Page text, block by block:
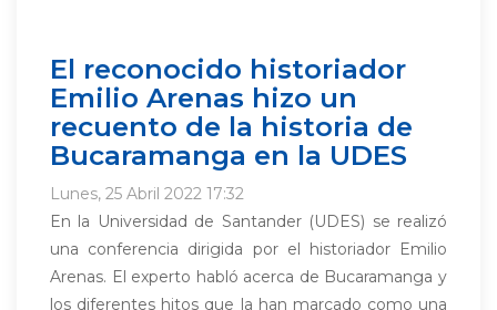
El reconocido historiador
Emilio Arenas hizo un
recuento de la historia de
Bucaramanga en la UDES
Lunes, 25 Abril 2022 17:32
En la Universidad de Santander (UDES) se realizó
una conferencia dirigida por el historiador Emilio
Arenas. El experto habló acerca de Bucaramanga y
los diferentes hitos que la han marcado como una